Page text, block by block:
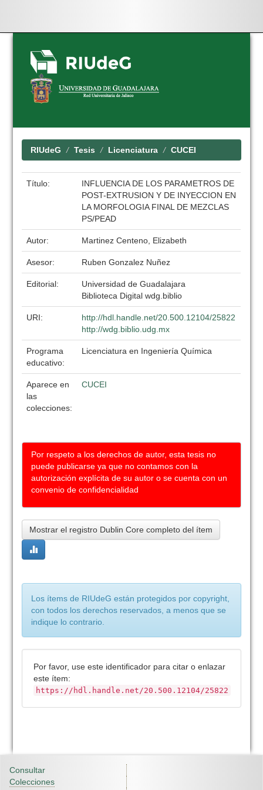
Skip
navigation
RIUdeG Tesis Licenciatura CUCEI
Título:
INFLUENCIA DE LOS PARAMETROS DE
POST-EXTRUSION Y DE INYECCION EN
LA MORFOLOGIA FINAL DE MEZCLAS
PS/PEAD
Autor: Martinez Centeno, Elizabeth
Asesor: Ruben Gonzalez Nuñez
Editorial:
Universidad de Guadalajara
Biblioteca Digital wdg.biblio
URI:
http://hdl.handle.net/20.500.12104/25822
http://wdg.biblio.udg.mx
Programa
educativo:
Licenciatura en Ingeniería Química
Aparece en
las
colecciones:
CUCEI
Por respeto a los derechos de autor, esta tesis no
puede publicarse ya que no contamos con la
autorización explícita de su autor o se cuenta con un
convenio de confidencialidad
Mostrar el registro Dublin Core completo del ítem
Los ítems de RIUdeG están protegidos por copyright,
con todos los derechos reservados, a menos que se
indique lo contrario.
Por favor, use este identificador para citar o enlazar
este ítem:
https://hdl.handle.net/20.500.12104/25822
Consultar
Colecciones